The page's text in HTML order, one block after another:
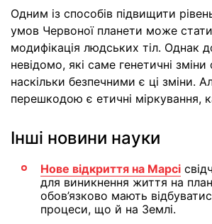
Одним із способів підвищити
умов Червоної планети може
модифікація людських тіл. Однак
невідомо, які саме генетичні зміни
наскільки безпечними є ці зміни.
перешкодою є етичні міркування,
Інші новини науки
Нове відкриття на Марсі
для виникнення життя на
обов’язково мають
процеси, що й на Землі.